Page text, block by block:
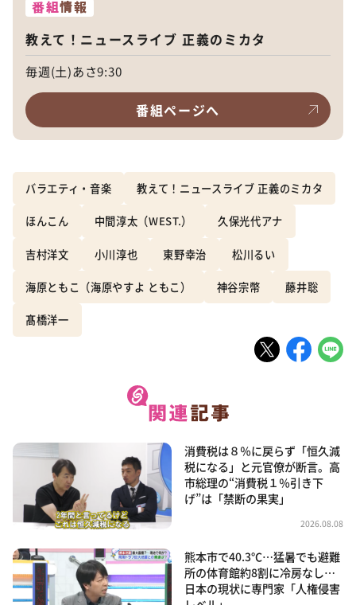
番組情報
教えて！ニュースライブ 正義のミカタ
毎週(土)あさ9:30
番組ページへ
バラエティ・音楽 教えて！ニュースライブ 正義のミカタ
ほんこん 中間淳太（WEST.） 久保光代アナ
吉村洋文 小川淳也 東野幸治 松川るい
海原ともこ（海原やすよ ともこ） 神谷宗幣 藤井聡
髙橋洋一
消費税は８％に戻らず「恒久減
税になる」と元官僚が断言。高
市総理の“消費税１％引き下
げ”は「禁断の果実」
2026.08.08
熊本市で40.3℃…猛暑でも避難
所の体育館約8割に冷房なし…
日本の現状に専門家「人権侵害